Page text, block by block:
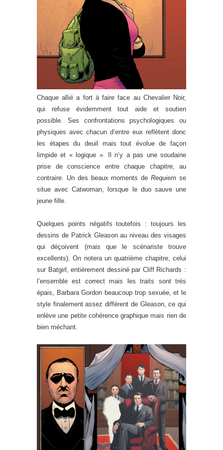
Chaque allié a fort à faire face au Chevalier Noir,
qui refuse évidemment tout aide et soutien
possible. Ses confrontations psychologiques ou
physiques avec chacun d’entre eux reflètent donc
les étapes du deuil mais tout évolue de façon
limpide et « logique ». Il n’y a pas une soudaine
prise de conscience entre chaque chapitre, au
contraire. Un des beaux moments deRequiem se
situe avec Catwoman, lorsque le duo sauve une
jeune fille.
Quelques points négatifs toutefois : toujours les
dessins de Patrick Gleason au niveau des visages
qui déçoivent (mais que le scénariste trouve
excellents). On notera un quatrième chapitre, celui
sur Batgirl, entièrement dessiné par Cliff Richards :
l’ensemble est correct mais les traits sont très
épais, Barbara Gordon beaucoup trop sexuée, et le
style finalement assez différent de Gleason, ce qui
enlève une petite cohérence graphique mais rien de
bien méchant.